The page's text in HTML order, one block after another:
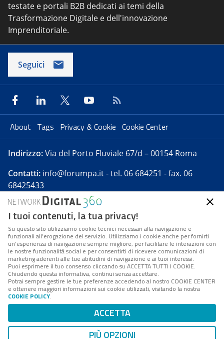
testate e portali B2B dedicati ai temi della
Trasformazione Digitale e dell'innovazione
Imprenditoriale.
Seguici
About Tags Privacy & Cookie Cookie Center
Indirizzo:Via del Porto Fluviale 67/d – 00154 Roma
Contatti: info@forumpa.it- tel. 06 684251 - fax. 06
68425433
Forumpa.itè una pubblicazione telematica iscritta
presso Registro della stampa del Tribunale di Roma -
Reg. n. 182 del 2 maggio 2008 - Direttore resp. Michela
Stentella
FPA s.r.l. è società soggetta a Direzione e
Coordinamento da parte di Digital360 S.p.A. - FPA s.r.l.
è un'azienda certificata per il sistema di management
Codice Fiscale/Partita IVA n. 10693191008 - R.E.A. Roma
n. 1249791. ISP AWS
Mappa del sito
I tuoi contenuti, la tua privacy!
Su questo sito utilizziamo cookie tecnici necessari alla navigazione e
funzionali all’erogazione del servizio. Utilizziamo i cookie anche per fornirti
un’esperienza di navigazione sempre migliore, per facilitare le interazioni con
le nostre funzionalità social e per consentirti di ricevere comunicazioni di
marketing aderenti alle tue abitudini di navigazione e ai tuoi interessi.
Puoi esprimere il tuo consenso cliccando su ACCETTA TUTTI I COOKIE.
Chiudendo questa informativa, continui senza accettare.
Potrai sempre gestire le tue preferenze accedendo al nostro COOKIE CENTER
e ottenere maggiori informazioni sui cookie utilizzati, visitando la nostra
COOKIE POLICY.
ACCETTA
PIÙ OPZIONI